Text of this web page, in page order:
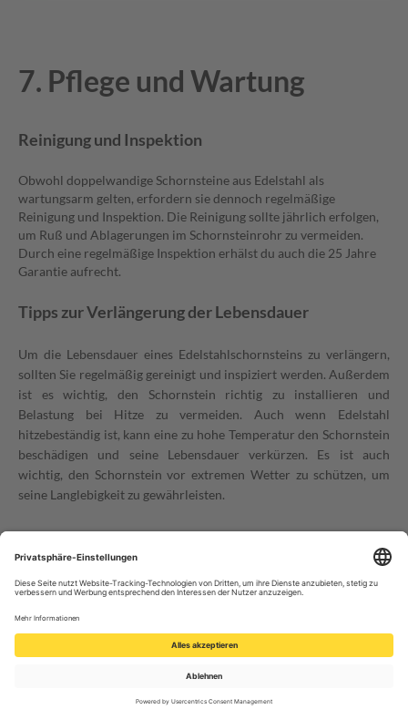
7. Pflege und Wartung
Reinigung und Inspektion
Obwohl doppelwandige Schornsteine aus Edelstahl als
wartungsarm gelten, erfordern sie dennoch regelmäßige
Reinigung und Inspektion. Die Reinigung sollte jährlich erfolgen,
um Ruß und Ablagerungen im Schornsteinrohr zu vermeiden.
Durch eine regelmäßige Inspektion erhälst du auch die 25 Jahre
Garantie aufrecht.
Tipps zur Verlängerung der Lebensdauer
Um die Lebensdauer eines Edelstahlschornsteins zu verlängern,
sollten Sie regelmäßig gereinigt und inspiziert werden. Außerdem
ist es wichtig, den Schornstein richtig zu installieren und
Belastung bei Hitze zu vermeiden. Auch wenn Edelstahl
hitzebeständig ist, kann eine zu hohe Temperatur den Schornstein
beschädigen und seine Lebensdauer verkürzen. Es ist auch
wichtig, den Schornstein vor extremen Wetter zu schützen, um
seine Langlebigkeit zu gewährleisten.
8. Garantie und
Zusatzservices
Bis zu 25 Jahre Garantie